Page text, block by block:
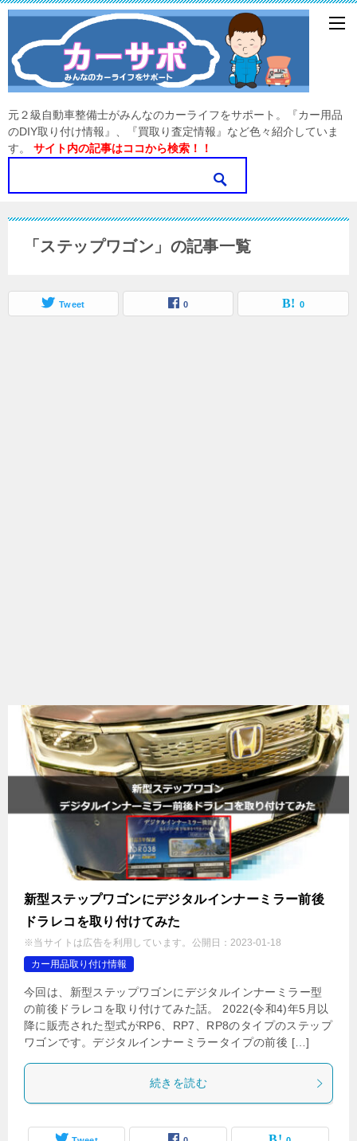
元２級自動車整備士がみんなのカーライフをサポート。『カー用品
のDIY取り付け情報』、『買取り査定情報』など色々紹介していま
す。 サイト内の記事はココから検索！！
「ステップワゴン」の記事一覧
Tweet 0 0
新型ステップワゴンにデジタルインナーミラー前後
ドラレコを取り付けてみた
※当サイトは広告を利用しています。 公開日： 2023-01-18
カー用品取り付け情報
今回は、新型ステップワゴンにデジタルインナーミラー型
の前後ドラレコを取り付けてみた話。 2022(令和4)年5月以
降に販売された型式がRP6、RP7、RP8のタイプのステップ
ワゴンです。デジタルインナーミラータイプの前後 […]
続きを読む